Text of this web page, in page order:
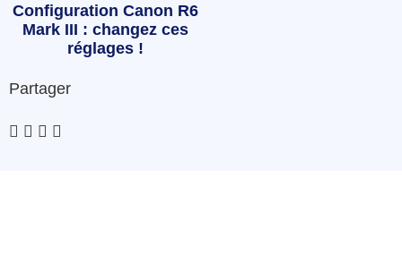
Configuration Canon R6
Mark III : changez ces
réglages !
Partager